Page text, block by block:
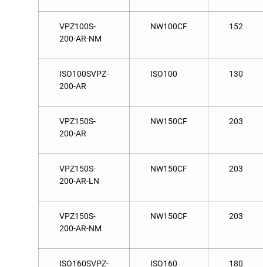
VPZ100S-
200-AR-NM
NW100CF 152
ISO100SVPZ-
200-AR
ISO100 130
VPZ150S-
200-AR
NW150CF 203
VPZ150S-
200-AR-LN
NW150CF 203
VPZ150S-
200-AR-NM
NW150CF 203
ISO160SVPZ-
ISO160 180